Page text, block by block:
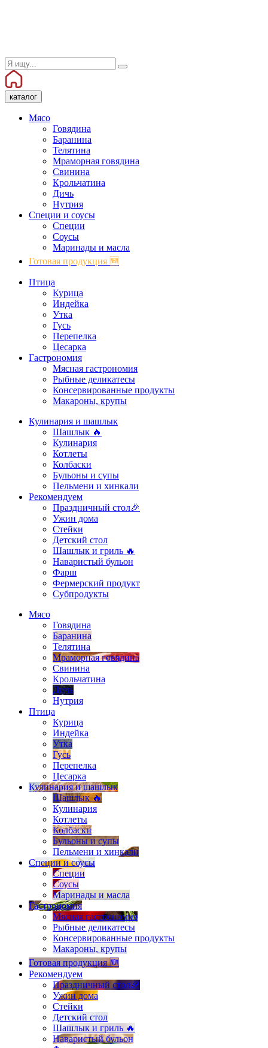
каталог
Мясо
Говядина
Баранина
Телятина
Мраморная говядина
Свинина
Крольчатина
Дичь
Нутрия
Специи и соусы
Специи
Соусы
Маринады и масла
Готовая продукция 🆕
Птица
Курица
Индейка
Утка
Гусь
Перепелка
Цесарка
Гастрономия
Мясная гастрономия
Рыбные деликатесы
Консервированные продукты
Макароны, крупы
Кулинария и шашлык
Шашлык 🔥
Кулинария
Котлеты
Колбаски
Бульоны и супы
Пельмени и хинкали
Рекомендуем
Праздничный стол🎉
Ужин дома
Стейки
Детский стол
Шашлык и гриль 🔥
Наваристый бульон
Фарш
Фермерский продукт
Субпродукты
Мясо
Говядина
Баранина
Телятина
Мраморная говядина
Свинина
Крольчатина
Дичь
Нутрия
Птица
Курица
Индейка
Утка
Гусь
Перепелка
Цесарка
Кулинария и шашлык
Шашлык 🔥
Кулинария
Котлеты
Колбаски
Бульоны и супы
Пельмени и хинкали
Специи и соусы
Специи
Соусы
Маринады и масла
Гастрономия
Мясная гастрономия
Рыбные деликатесы
Консервированные продукты
Макароны, крупы
Готовая продукция 🆕
Рекомендуем
Праздничный стол🎉
Ужин дома
Стейки
Детский стол
Шашлык и гриль 🔥
Наваристый бульон